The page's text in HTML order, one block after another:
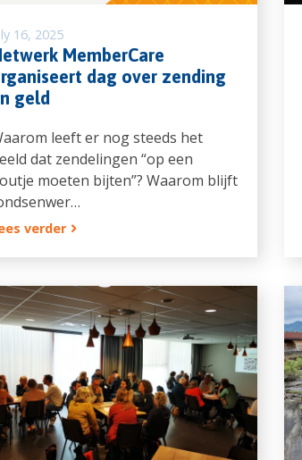
16, 2025
MemberCare
dag over zending
geld
leeft er nog steeds het
dat zendelingen “op een
moeten bijten”? Waarom blijft
verder